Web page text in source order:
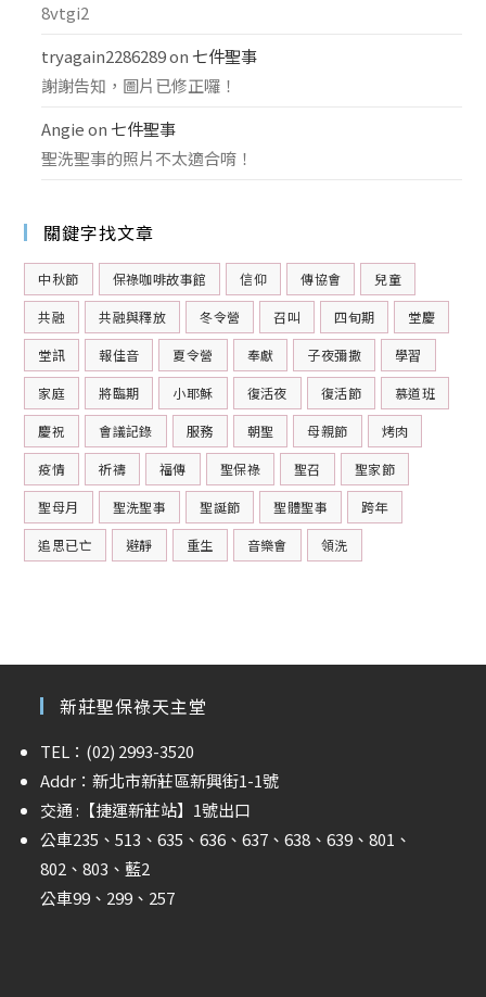
8vtgi2
tryagain2286289on 七件聖事
謝謝告知，圖片已修正囉！
Angie on 七件聖事
聖洗聖事的照片不太適合唷！
關鍵字找文章
中秋節 保祿咖啡故事館 信仰 傳協會 兒童
共融 共融與釋放 冬令營 召叫 四旬期 堂慶
堂訊 報佳音 夏令營 奉獻 子夜彌撒 學習
家庭 將臨期 小耶穌 復活夜 復活節 慕道班
慶祝 會議記錄 服務 朝聖 母親節 烤肉
疫情 祈禱 福傳 聖保祿 聖召 聖家節
聖母月 聖洗聖事 聖誕節 聖體聖事 跨年
追思已亡 避靜 重生 音樂會 領洗
新莊聖保祿天主堂
TEL：(02) 2993-3520
Addr：新北市新莊區新興街1-1號
交通 : 【捷運新莊站】 1號出口
公車235、513、635、636、637、638、639、801、
802、803、藍2
公車99、299、257